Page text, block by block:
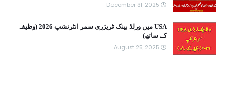
December 31, 2025
USA میں ورلڈ بینک ٹریژری سمر انٹرنشپ 2026 (وظیفہ
کے ساتھ)
August 25, 2025